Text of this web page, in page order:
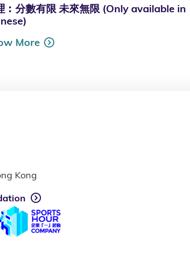
︰分數有限 未來無限 (Only available in
More
Kong